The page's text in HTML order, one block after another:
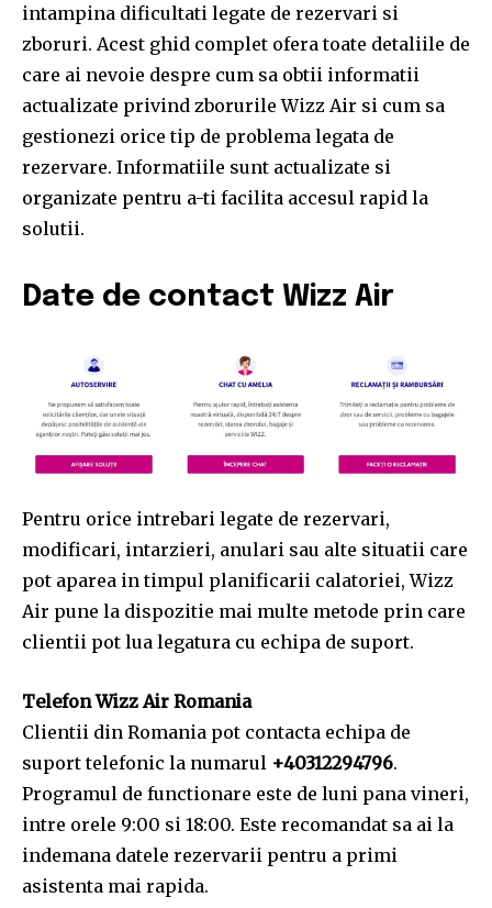
intampina dificultati legate de rezervari si
zboruri. Acest ghid complet ofera toate detaliile de
care ai nevoie despre cum sa obtii informatii
actualizate privind zborurile Wizz Air si cum sa
gestionezi orice tip de problema legata de
rezervare. Informatiile sunt actualizate si
organizate pentru a-ti facilita accesul rapid la
solutii.
Date de contact Wizz Air
Pentru orice intrebari legate de rezervari,
modificari, intarzieri, anulari sau alte situatii care
pot aparea in timpul planificarii calatoriei, Wizz
Air pune la dispozitie mai multe metode prin care
clientii pot lua legatura cu echipa de suport.
Telefon Wizz Air Romania
Clientii din Romania pot contacta echipa de
suport telefonic la numarul +40312294796.
Programul de functionare este de luni pana vineri,
intre orele 9:00 si 18:00. Este recomandat sa ai la
indemana datele rezervarii pentru a primi
asistenta mai rapida.